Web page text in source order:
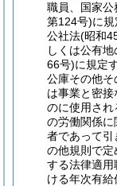
職員、国家
第124号)に
公社法(昭和
しくは公有
66号)に規定
公庫その他そ
は事業と密
のに使用され
の労働関係
者であって
の他規則で
する法律適
ける年次有